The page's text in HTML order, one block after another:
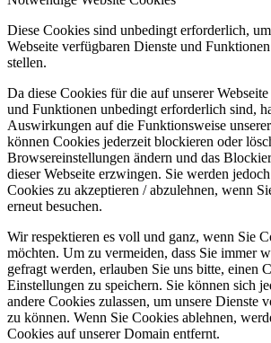
Diese Cookies sind unbedingt erforderlich,
Webseite verfügbaren Dienste und
stellen.
Da diese Cookies für die auf unserer
und Funktionen unbedingt erforderlich sind,
Auswirkungen auf die Funktionsweise
können Cookies jederzeit blockieren oder
Browsereinstellungen ändern und das
dieser Webseite erzwingen. Sie werden
Cookies zu akzeptieren / abzulehnen, wenn
erneut besuchen.
Wir respektieren es voll und ganz, wenn Sie
möchten. Um zu vermeiden, dass Sie immer
gefragt werden, erlauben Sie uns bitte, einen
Einstellungen zu speichern. Sie können sich
andere Cookies zulassen, um unsere Dienste
zu können. Wenn Sie Cookies ablehnen,
Cookies auf unserer Domain entfernt.